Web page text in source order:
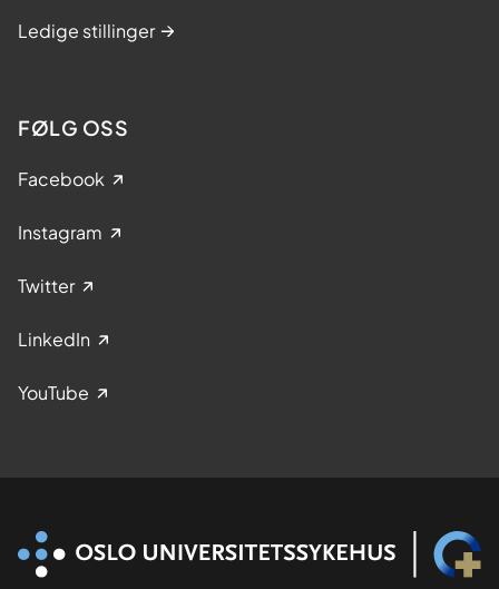
Ledige stillinger
FØLG OSS
Facebook
Instagram
Twitter
LinkedIn
YouTube